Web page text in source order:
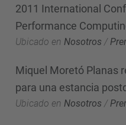
2011 International
Performance
Ubicado en Nosotros /
Miquel Moretó Planas
para una estancia
Ubicado en Nosotros /